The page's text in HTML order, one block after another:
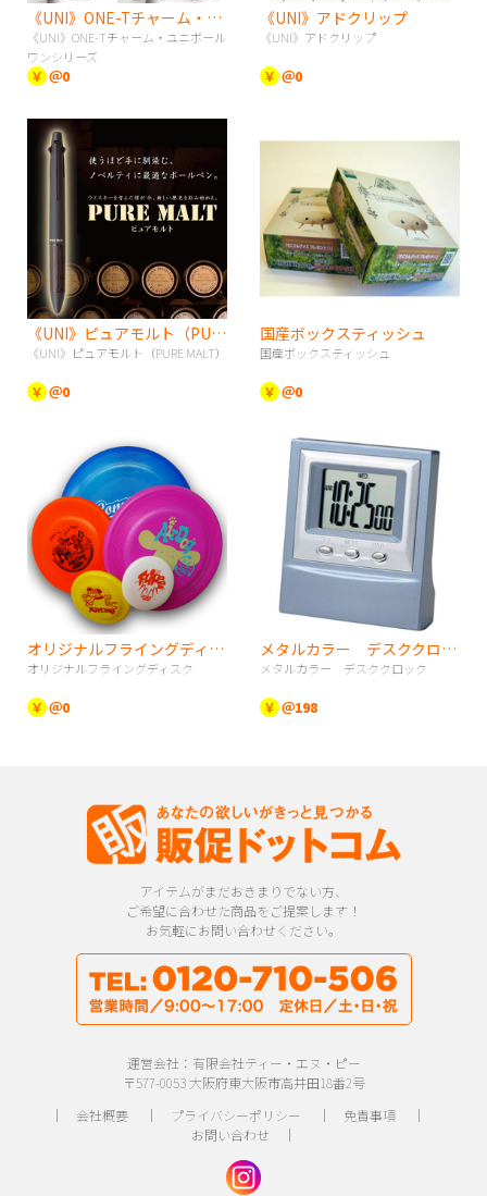
《UNI》ONE-Tチャーム・ユニボールワンシリーズ
《UNI》ONE-Tチャーム・ユニボール
ワンシリーズ
￥ ＠0
《UNI》アドクリップ
《UNI》アドクリップ
￥ ＠0
《UNI》ピュアモルト（PURE MALT）
《UNI》ピュアモルト（PURE MALT）
￥ ＠0
国産ボックスティッシュ
国産ボックスティッシュ
￥ ＠0
オリジナルフライングディスク
オリジナルフライングディスク
￥ ＠0
メタルカラー デスククロック
メタルカラー デスククロック
￥ ＠198
アイテムがまだおきまりでない方、
ご希望に合わせた商品をご提案します！
お気軽にお問い合わせください。
運営会社：有限会社ティー・エヌ・ピー
〒577-0053 大阪府東大阪市高井田18番2号
｜ 会社概要｜ プライバシーポリシー ｜ 免責事項｜
お問い合わせ ｜